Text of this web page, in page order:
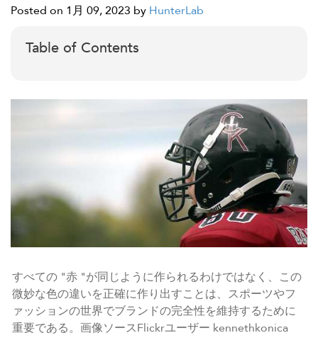
Posted on 1月 09, 2023 by HunterLab
Table of Contents
すべての "赤 "が同じように作られるわけではなく、この
微妙な色の違いを正確に作り出すことは、スポーツやフ
ァッションの世界でブランドの完全性を維持するために
重要である。画像ソースFlickrユーザー kennethkonica